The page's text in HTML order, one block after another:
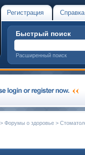
Регистрация Справка
Быстрый поиск
Расширенный поиск
> Форумы о здоровье >